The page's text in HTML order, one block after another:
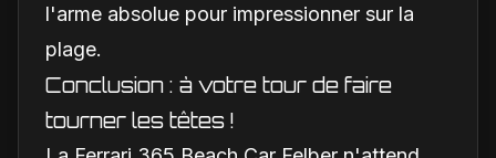
l'arme absolue pour impressionner sur la
plage.
Conclusion : à votre tour de faire
tourner les têtes !